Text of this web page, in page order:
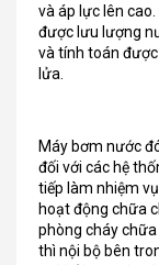
và áp lực lên
được lưu lượng
và tính toán
lửa.
Máy bơm nước
đối với các hệ
tiếp làm nhiệm
hoạt động chữa
phòng cháy
thì nội bộ bên